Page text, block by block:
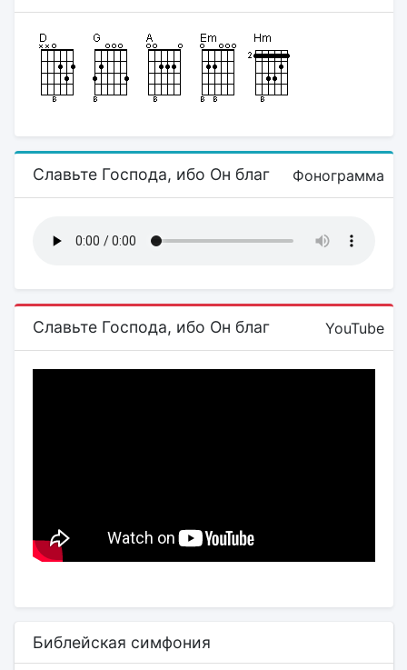
Славьте Господа, ибо Он благ Фонограмма
Славьте Господа, ибо Он благ YouTube
Библейская симфония